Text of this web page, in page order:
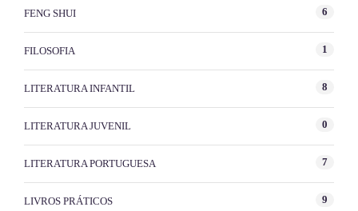
FENG SHUI 6
FILOSOFIA 1
LITERATURA INFANTIL 8
LITERATURA JUVENIL 0
LITERATURA PORTUGUESA 7
LIVROS PRÁTICOS 9